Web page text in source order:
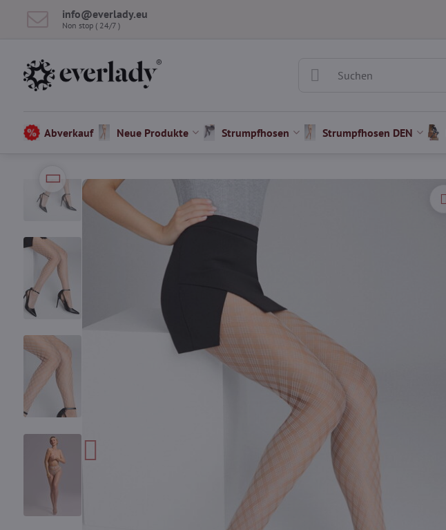
info​@everlady​.eu
Non stop ( 24/7 )
Abverkauf Neue Produkte Strumpfhosen Strumpfhosen DEN